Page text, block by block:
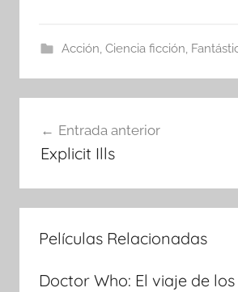
Acción, Ciencia ficción,
Navegación
de
entradas
Entrada anterior
Explicit Ills
Películas Relacionadas
Doctor Who: El viaje de